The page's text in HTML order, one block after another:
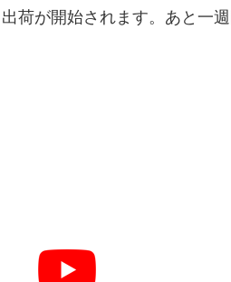
荷が開始されます。あと一